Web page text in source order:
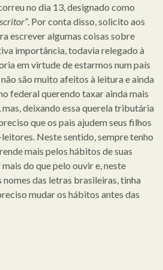
no dia 13, designado como
. Por conta disso, solicito aos
escrever algumas coisas sobre
importância, todavia relegado à
em virtude de estarmos num país
são muito afeitos à leitura e ainda
federal querendo taxar ainda mais
deixando essa querela tributária
que os pais ajudem seus filhos
Neste sentido, sempre tenho
mais pelos hábitos de suas
do que pelo ouvir e, neste
das letras brasileiras, tinha
mudar os hábitos antes das